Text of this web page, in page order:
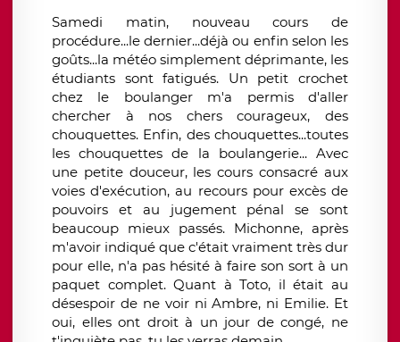
Samedi matin, nouveau cours de
procédure...le dernier...déjà ou enfin selon les
goûts...la météo simplement déprimante, les
étudiants sont fatigués. Un petit crochet
chez le boulanger m'a permis d'aller
chercher à nos chers courageux, des
chouquettes. Enfin, des chouquettes...toutes
les chouquettes de la boulangerie... Avec
une petite douceur, les cours consacré aux
voies d'exécution, au recours pour excès de
pouvoirs et au jugement pénal se sont
beaucoup mieux passés. Michonne, après
m'avoir indiqué que c'était vraiment très dur
pour elle, n'a pas hésité à faire son sort à un
paquet complet. Quant à Toto, il était au
désespoir de ne voir ni Ambre, ni Emilie. Et
oui, elles ont droit à un jour de congé, ne